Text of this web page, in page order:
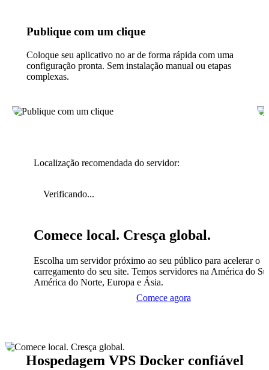
Publique com um clique
Coloque seu aplicativo no ar de forma rápida com uma
configuração pronta. Sem instalação manual ou etapas
complexas.
Localização recomendada do servidor:
Verificando...
Comece local. Cresça global.
Escolha um servidor próximo ao seu público para acelerar o
carregamento do seu site. Temos servidores na América do
América do Norte, Europa e Ásia.
Comece agora
Hospedagem VPS Docker confiável